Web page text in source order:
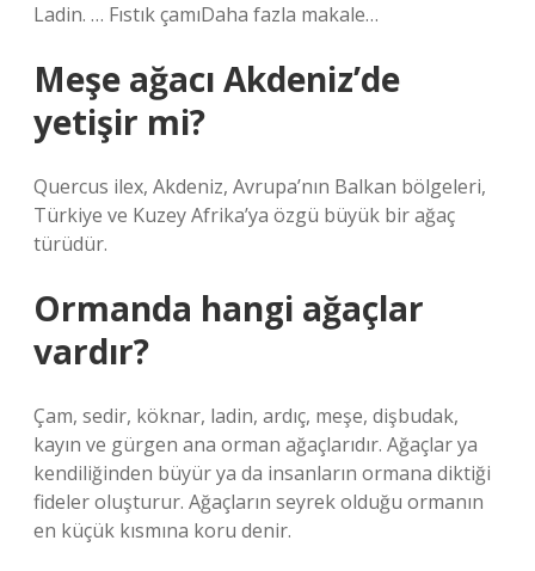
Ladin. … Fıstık çamıDaha fazla makale…
Meşe ağacı Akdeniz’de
yetişir mi?
Quercus ilex, Akdeniz, Avrupa’nın Balkan bölgeleri,
Türkiye ve Kuzey Afrika’ya özgü büyük bir ağaç
türüdür.
Ormanda hangi ağaçlar
vardır?
Çam, sedir, köknar, ladin, ardıç, meşe, dişbudak,
kayın ve gürgen ana orman ağaçlarıdır. Ağaçlar ya
kendiliğinden büyür ya da insanların ormana diktiği
fideler oluşturur. Ağaçların seyrek olduğu ormanın
en küçük kısmına koru denir.